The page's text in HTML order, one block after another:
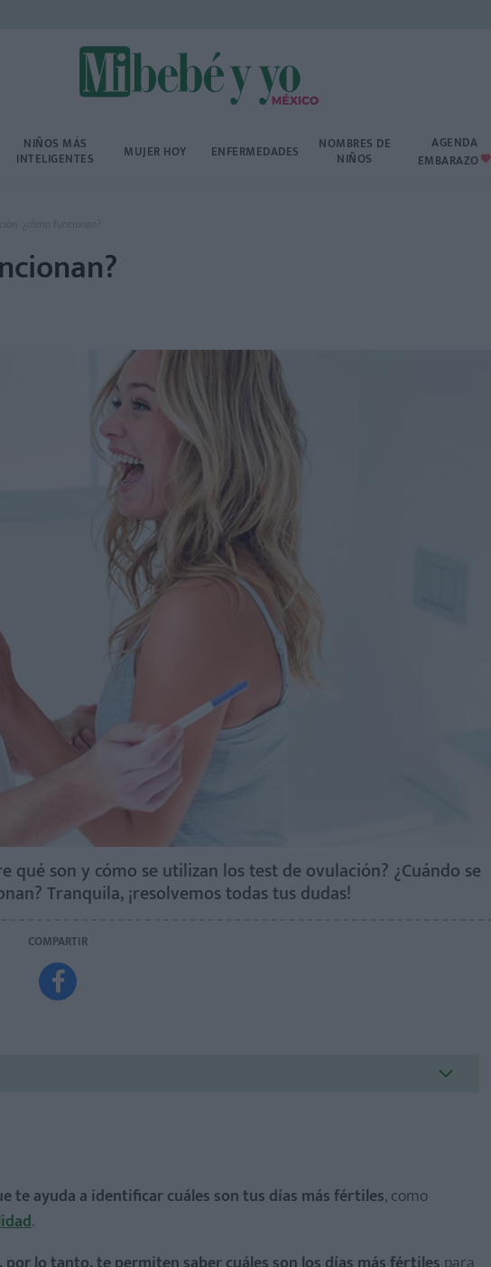
NIÑOS MÁS
INTELIGENTES MUJER HOY ENFERMEDADES NOMBRES DE
NIÑOS
AGENDA
EMBARAZO 
¿cómo funcionan?
qué son y cómo se utilizan los test de ovulación? ¿Cuándo se
Tranquila, ¡resolvemos todas tus dudas!
COMPARTIR

te ayuda a identificar cuáles son tus días más fértiles, como
.